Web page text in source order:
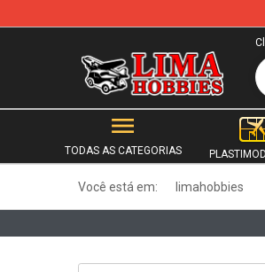
b
TODAS AS CATEGORIAS
Você está em: limahobbies